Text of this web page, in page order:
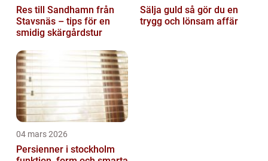
Res till Sandhamn från
Stavsnäs – tips för en
smidig skärgårdstur
Sälja guld så gör du en
trygg och lönsam affär
04 mars 2026
Persienner i stockholm